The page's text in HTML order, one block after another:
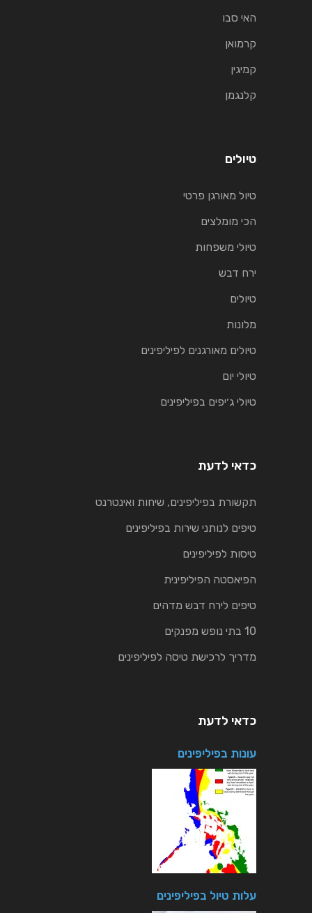
האי סבו
קרמואן
קמיגין
קלנגמן
טיולים
טיול מאורגן פרטי
הכי מומלצים
טיולי משפחות
ירח דבש
טיולים
מלונות
טיולים מאורגנים לפיליפינים
טיולי יום
טיולי ג׳יפים בפיליפינים
כדאי לדעת
תקשורת בפיליפינים, שיחות ואינטרנט
טיפים לנותני שירות בפיליפינים
טיסות לפיליפינים
הפיאסטה הפיליפינית
טיפים לירח דבש מדהים
10 בתי נופש מפנקים
מדריך לרכישת טיסה לפיליפינים
כדאי לדעת
עונות בפיליפינים
עלות טיול בפיליפינים